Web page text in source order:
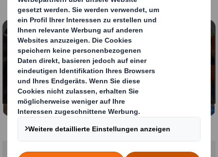
Inhalt blockiert
Um dieses Video anzeigen zu können, müssen Sie die
Verwendung von funktionellen Cookies zulassen.
Meine Einstellungen ändern